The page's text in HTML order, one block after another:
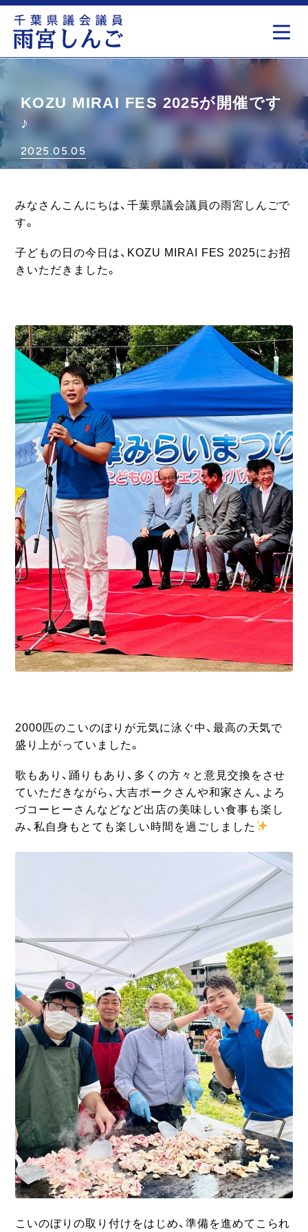
KOZU MIRAI FES 2025が開催です
♪
2025.05.05
みなさんこんにちは、千葉県議会議員の雨宮しんごで
す。
子どもの日の今日は、KOZU MIRAI FES 2025にお招
きいただきました。
2000匹のこいのぼりが元気に泳ぐ中、最高の天気で
盛り上がっていました。
歌もあり、踊りもあり、多くの方々と意見交換をさせ
ていただきながら、大吉ポークさんや和家さん、よろ
づコーヒーさんなどなど出店の美味しい食事も楽し
み、私自身もとても楽しい時間を過ごしました
こいのぼりの取り付けをはじめ、準備を進めてこられ